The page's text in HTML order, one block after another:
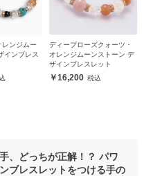
レンジムー
インブレス
ディープローズクォーツ・
オレンジムーンストーン デ
ザインブレスレット
16,200
、どっちが正解！？ パワ
ブレスレットをつける手の